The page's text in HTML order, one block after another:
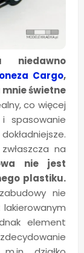
niedawno
Cargo,
świetne
co więcej
spasowanie
na
nie jest
plastiku.
nie
element